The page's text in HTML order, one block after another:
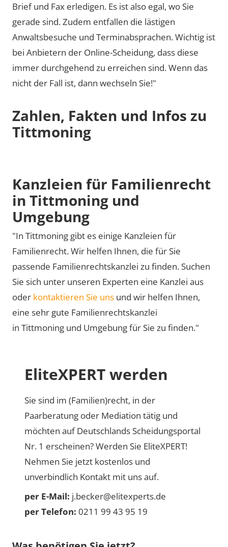
Brief und Fax erledigen. Es ist also egal, wo Sie
gerade sind. Zudem entfallen die lästigen
Anwaltsbesuche und Terminabsprachen. Wichtig ist
bei Anbietern der Online-Scheidung, dass diese
immer durchgehend zu erreichen sind. Wenn das
nicht der Fall ist, dann wechseln Sie!"
Zahlen, Fakten und Infos zu
Tittmoning
Kanzleien für Familienrecht
in Tittmoning und
Umgebung
"In Tittmoning gibt es einige Kanzleien für
Familienrecht. Wir helfen Ihnen, die für Sie
passende Familienrechtskanzlei zu finden. Suchen
Sie sich unter unseren Experten eine Kanzlei aus
oder kontaktieren Sie uns und wir helfen Ihnen,
eine sehr gute Familienrechtskanzlei
in Tittmoning und Umgebung für Sie zu finden."
EliteXPERT werden
Sie sind im (Familien)recht, in der
Paarberatung oder Mediation tätig und
möchten auf Deutschlands Scheidungsportal
Nr. 1 erscheinen? Werden Sie EliteXPERT!
Nehmen Sie jetzt kostenlos und
unverbindlich Kontakt mit uns auf.
per E-Mail: j.becker@elitexperts.de
per Telefon: 0211 99 43 95 19